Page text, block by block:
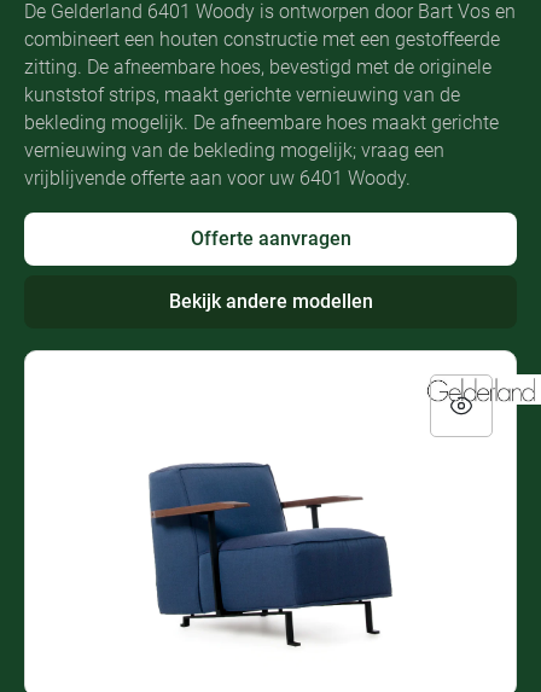
De Gelderland 6401 Woody is ontworpen door Bart Vos en
combineert een houten constructie met een gestoffeerde
zitting. De afneembare hoes, bevestigd met de originele
kunststof strips, maakt gerichte vernieuwing van de
bekleding mogelijk. De afneembare hoes maakt gerichte
vernieuwing van de bekleding mogelijk; vraag een
vrijblijvende offerte aan voor uw 6401 Woody.
Offerte aanvragen
Bekijk andere modellen